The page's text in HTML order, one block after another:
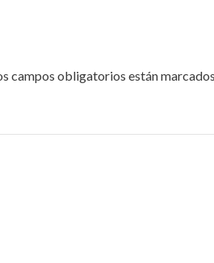
campos obligatorios están